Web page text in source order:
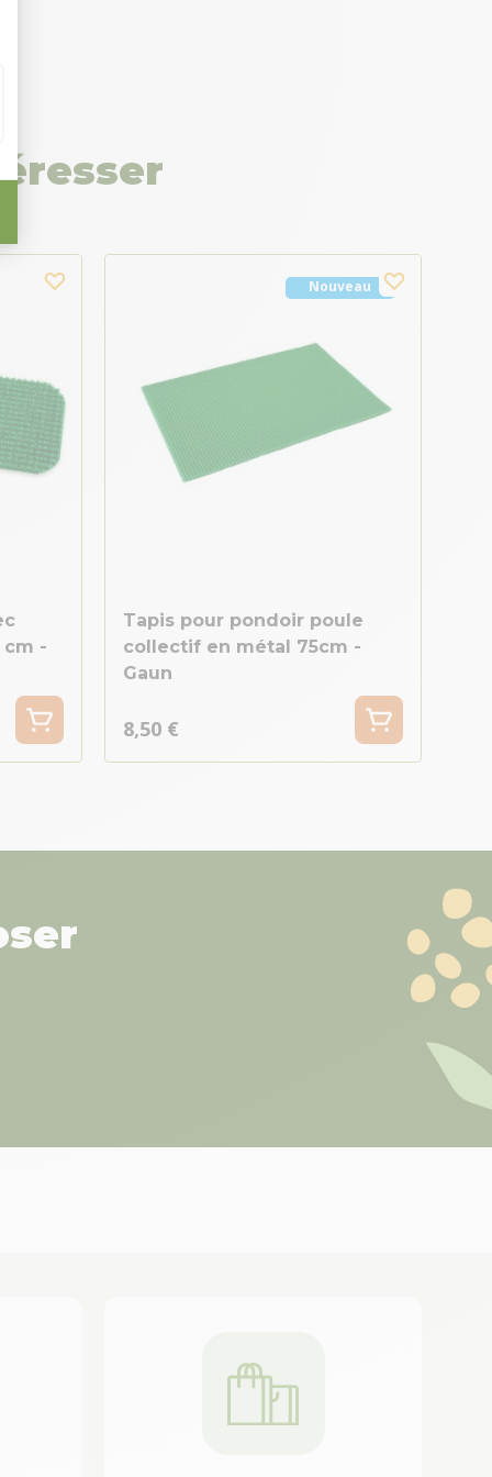
cm -
Nouveau
Tapis pour pondoir poule
collectif en métal 75cm -
Gaun
8,50 €